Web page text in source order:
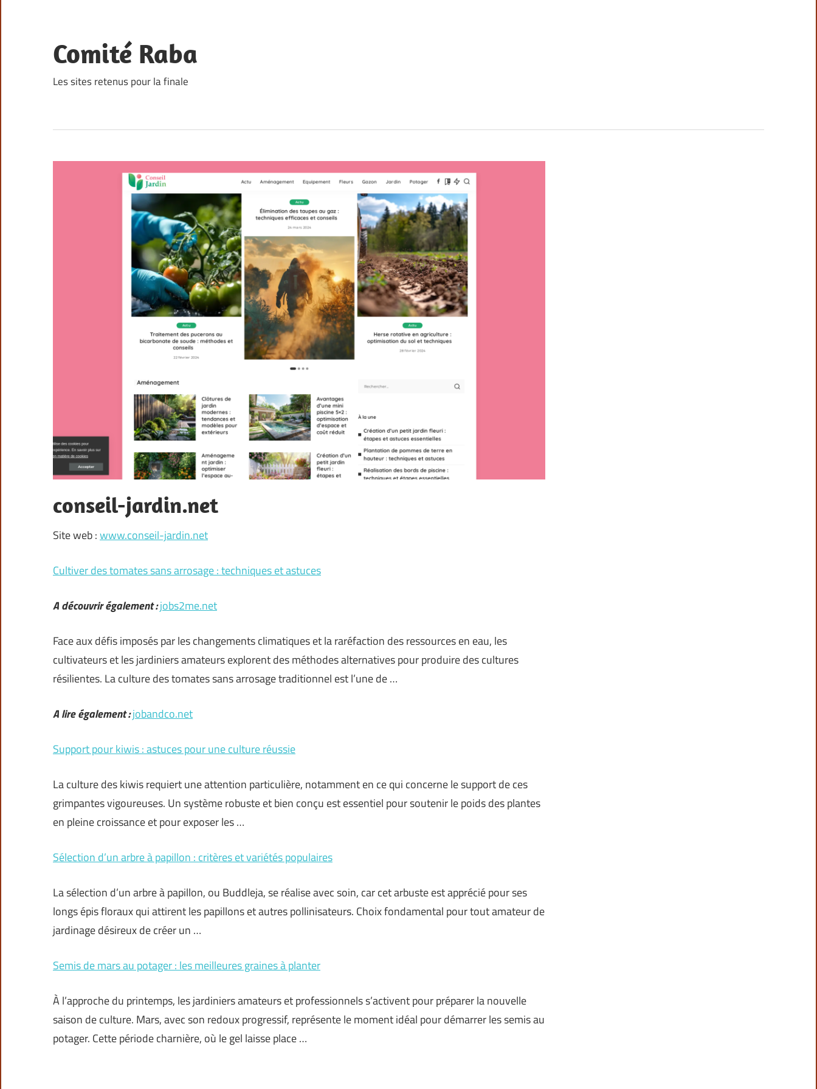
content
Comité Raba
Les sites retenus pour la finale
conseil-jardin.net
Site web :www.conseil-jardin.net
Cultiver des tomates sans arrosage : techniques et astuces
A découvrir également :jobs2me.net
Face aux défis imposés par les changements climatiques et la raréfaction des ressources en eau, les
cultivateurs et les jardiniers amateurs explorent des méthodes alternatives pour produire des cultures
résilientes. La culture des tomates sans arrosage traditionnel est l’une de …
A lire également :jobandco.net
Support pour kiwis : astuces pour une culture réussie
La culture des kiwis requiert une attention particulière, notamment en ce qui concerne le support de ces
grimpantes vigoureuses. Un système robuste et bien conçu est essentiel pour soutenir le poids des plantes
en pleine croissance et pour exposer les …
Sélection d’un arbre à papillon : critères et variétés populaires
La sélection d’un arbre à papillon, ou Buddleja, se réalise avec soin, car cet arbuste est apprécié pour ses
longs épis floraux qui attirent les papillons et autres pollinisateurs. Choix fondamental pour tout amateur de
jardinage désireux de créer un …
Semis de mars au potager : les meilleures graines à planter
À l’approche du printemps, les jardiniers amateurs et professionnels s’activent pour préparer la nouvelle
saison de culture. Mars, avec son redoux progressif, représente le moment idéal pour démarrer les semis au
potager. Cette période charnière, où le gel laisse place …